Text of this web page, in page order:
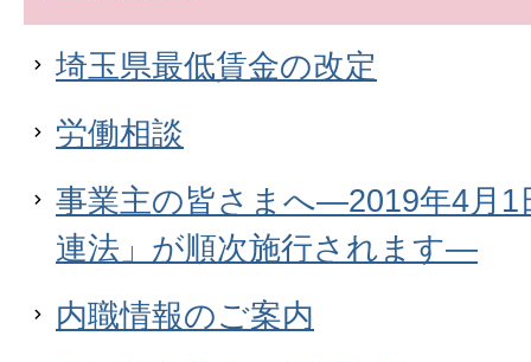
埼玉県最低賃金の改定
労働相談
事業主の皆さまへ―2019年4月1
連法」が順次施行されます―
内職情報のご案内